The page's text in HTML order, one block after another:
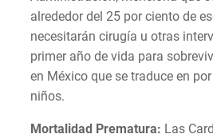
alrededor del 25 por ciento de
necesitarán cirugía u otras
primer año de vida para
en México que se traduce en
niños.
Mortalidad Prematura: Las